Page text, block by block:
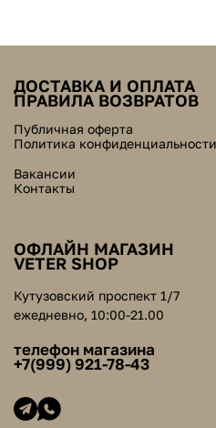
ДОСТАВКА И ОПЛАТА
ПРАВИЛА ВОЗВРАТОВ
Публичная оферта
Политика конфиденциальности
Вакансии
Контакты
ОФЛАЙН МАГАЗИН
VETER SHOP
Кутузовский проспект 1/7
ежедневно, 10:00-21.00
телефон магазина
+7(999) 921-78-43